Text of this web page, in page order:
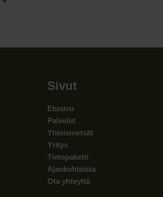
Sivut
Etusivu
Palvelut
Yhteismetsät
Yritys
Tietopaketit
Ajankohtaista
Ota yhteyttä